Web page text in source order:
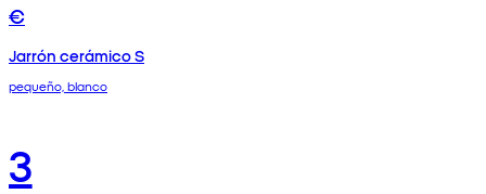
€
Jarrón cerámico S
pequeño, blanco
3